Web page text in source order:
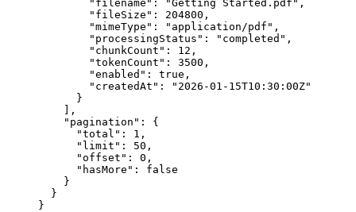
        "filename"
: "Getting Started.pdf" ,
        "fileSize"
: 204800 ,
        "mimeType"
: "application/pdf" ,
        "processingStatus"
: "completed" ,
        "chunkCount"
: 12 ,
        "tokenCount"
: 3500 ,
        "enabled"
: true ,
        "createdAt"
:
"2026-01-15T10:30:00Z"
      }
    ],
    "pagination"
: {
      "total"
: 1 ,
      "limit"
: 50 ,
      "offset"
: 0 ,
      "hasMore"
: false
    }
  }
}